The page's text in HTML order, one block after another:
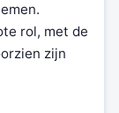
rol, met de
zijn